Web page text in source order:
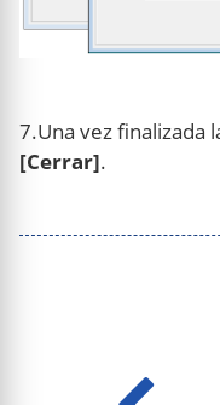
7.Una vez finalizada
[Cerrar].